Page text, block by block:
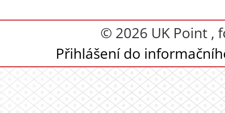
© 2026 UK Point ,
Přihlášení do